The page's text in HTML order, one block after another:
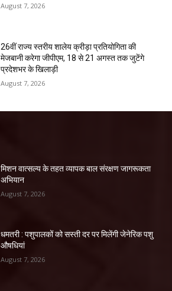
August 7, 2026
26वीं राज्य स्तरीय शालेय क्रीड़ा प्रतियोगिता की
मेजबानी करेगा जीपीएम, 18 से 21 अगस्त तक जुटेंगे
प्रदेशभर के खिलाड़ी
August 7, 2026
मिशन वात्सल्य के तहत व्यापक बाल संरक्षण जागरूकता
अभियान
August 7, 2026
धमतरी : पशुपालकों को सस्ती दर पर मिलेंगी जेनेरिक पशु
औषधियां
August 7, 2026